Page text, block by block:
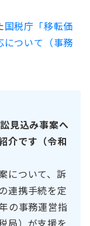
国税庁「移転価
について（事務
見込み事案へ
介です（令和
について、訴
連携手続を定
の事務運営指
局）が支援を